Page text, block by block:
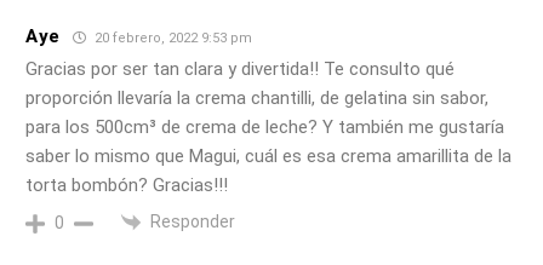
Aye 20 febrero, 2022 9:53 pm
Gracias por ser tan clara y divertida!! Te consulto qué
proporción llevaría la crema chantilli, de gelatina sin sabor,
para los 500cm³ de crema de leche? Y también me gustaría
saber lo mismo que Magui, cuál es esa crema amarillita de la
torta bombón? Gracias!!!
0 Responder